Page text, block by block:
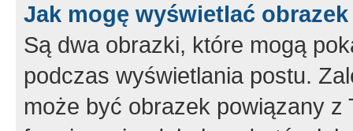
Jak mogę wyświetlać
Są dwa obrazki, które mogą
podczas wyświetlania postu.
może być obrazek powiązany z